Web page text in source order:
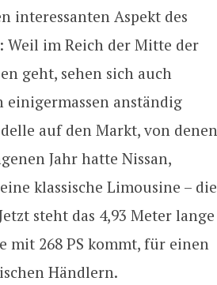
interessanten Aspekt des
Weil im Reich der Mitte der
geht, sehen sich auch
einigermassen anständig
auf den Markt, von denen
Jahr hatte Nissan,
klassische Limousine – die
steht das 4,93 Meter lange
mit 268 PS kommt, für einen
Händlern.